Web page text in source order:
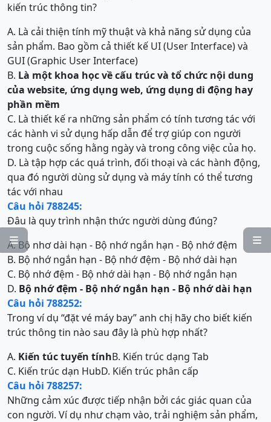


kiến trúc thông tin?
A. Là cải thiện tính mỹ thuật và khả năng sử dụng của
sản phẩm. Bao gồm cả thiết kế UI (User Interface) và
GUI (Graphic User Interface)
B. Là một khoa học về cấu trúc và tổ chức nội dung
của website, ứng dụng web, ứng dụng di động hay
phần mềm
C. Là thiết kế ra những sản phẩm có tính tương tác với
các hành vi sử dụng hấp dẫn để trợ giúp con người
trong cuộc sống hằng ngày và trong công việc của họ.
D. Là tập hợp các quá trình, đối thoại và các hành động,
qua đó người dùng sử dụng và máy tính có thể tương
tác với nhau
Câu hỏi 788245:
Đâu là quy trình nhận thức người dùng đúng?
A. Bộ nhơ dài hạn - Bộ nhớ ngắn hạn - Bộ nhớ đệm
B. Bộ nhớ ngắn hạn - Bộ nhớ đệm - Bộ nhớ dài hạn
C. Bộ nhớ đệm - Bộ nhớ dài hạn - Bộ nhớ ngắn hạn
D. Bộ nhớ đệm - Bộ nhớ ngắn hạn - Bộ nhớ dài hạn
Câu hỏi 788252:
Trong ví dụ “đặt vé máy bay” anh chị hãy cho biết kiến
trúc thông tin nào sau đây là phù hợp nhất?
A. Kiến túc tuyến tínhB. Kiến trúc dạng Tab
C. Kiến trúc dạn HubD. Kiến trúc phân cấp
Câu hỏi 788257:
Những cảm xúc được tiếp nhận bởi các giác quan của
con người. Ví dụ như chạm vào, trải nghiệm sản phẩm,